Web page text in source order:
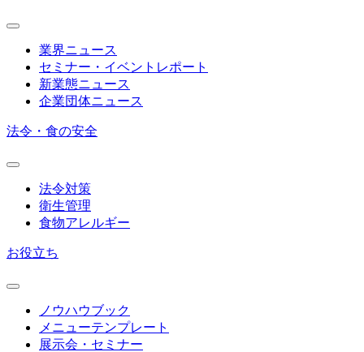
業界ニュース
セミナー・イベントレポート
新業態ニュース
企業団体ニュース
法令・食の安全
法令対策
衛生管理
食物アレルギー
お役立ち
ノウハウブック
メニューテンプレート
展示会・セミナー